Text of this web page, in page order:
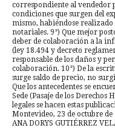
correspondiente al vendedor
condiciones que surgen del
mismo, habiéndose
notariales. 9°) Que mejor
deber de colaboración a la
(ley 18.494 y decreto
responsable de los daños y
colaboración. 10°) De la
surge saldo de precio, no
Que los antecedentes se
Sede (Pasaje de los Derechos
legales se hacen estas
Montevideo, 23 de octubre de
ANA DORYS GUTIÉRREZ